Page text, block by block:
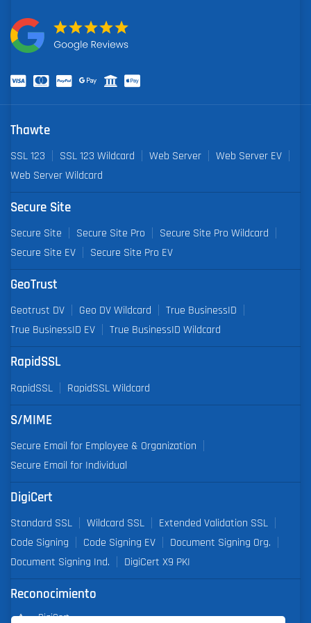
Thawte
SSL 123 SSL 123 Wildcard Web Server
Web Server EV
Web Server Wildcard
Secure Site
Secure Site Secure Site Pro
Secure Site Pro Wildcard
Secure Site EV
Secure Site Pro EV
GeoTrust
Geotrust DV Geo DV Wildcard
True BusinessID
True BusinessID EV
True BusinessID Wildcard
RapidSSL
RapidSSL RapidSSL Wildcard
S/MIME
Secure Email for Employee & Organization
Secure Email for Individual
DigiCert
Standard SSL Wildcard SSL
Extended Validation SSL
Code Signing
Code Signing EV
Document Signing Org.
Document Signing Ind.
DigiCert X9 PKI
Reconocimiento
DigiCert